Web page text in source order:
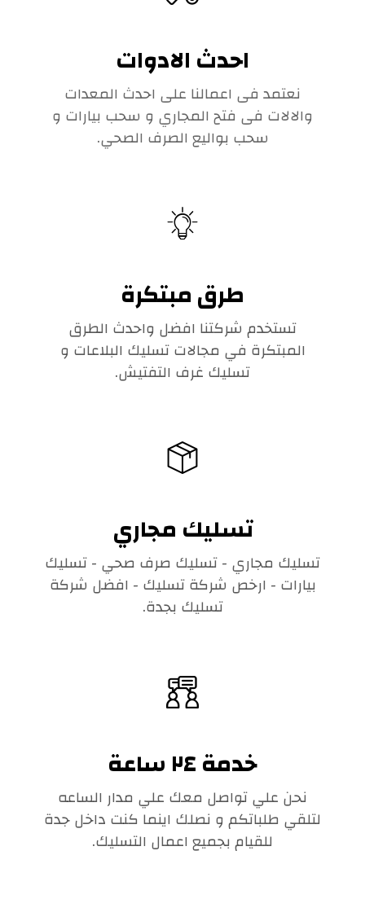
احدث الادوات
نعتمد فى اعمالنا على احدث المعدات
والالات فى فتح المجاري و سحب بيارات و
سحب بواليع الصرف الصحي.
طرق مبتكرة
تستخدم شركتنا افضل واحدث الطرق
المبتكرة في مجالات تسليك البلاعات و
تسليك غرف التفتيش.
تسليك مجاري
تسليك مجاري - تسليك صرف صحي - تسليك
بيارات - ارخص شركة تسليك - افضل شركة
تسليك بجدة.
خدمة ٢٤ ساعة
نحن علي تواصل معك علي مدار الساعه
لتلقي طلباتكم و نصلك اينما كنت داخل جدة
للقيام بجميع اعمال التسليك.